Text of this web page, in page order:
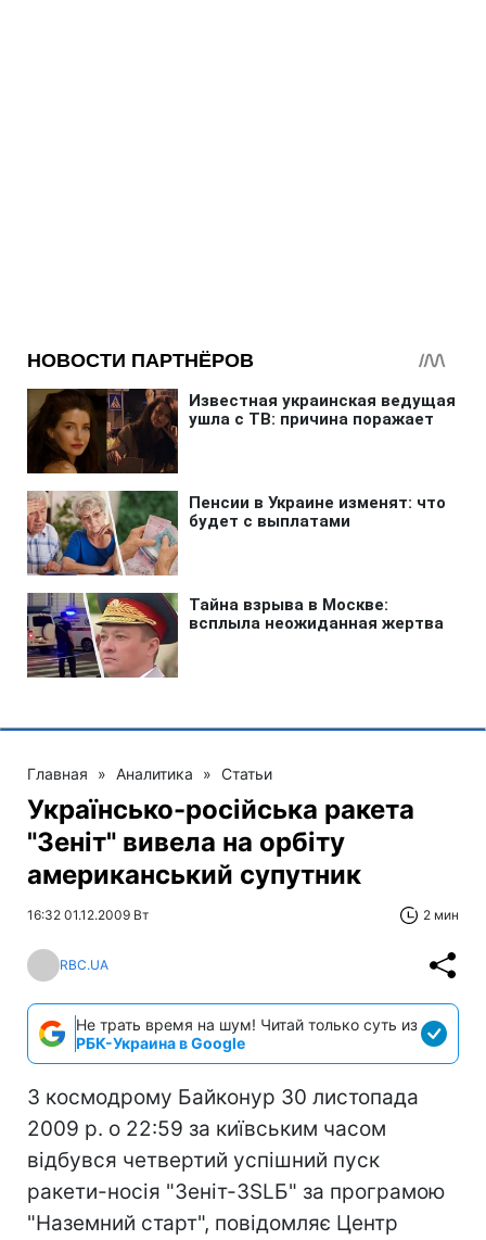
Главная » Аналитика » Статьи
Українсько-російська ракета
"3eніт" вивела на орбіту
американський супутник
16:32 01.12.2009 Вт 2 мин
RBC.UA
Не трать время на шум! Читай только суть из
РБК-Украина в Google
З космодрому Байконур 30 листопада
2009 р. о 22:59 за київським часом
відбувся четвертий успішний пуск
ракети-носія "Зеніт-3SLБ" за програмою
"Наземний старт", повідомляє Центр